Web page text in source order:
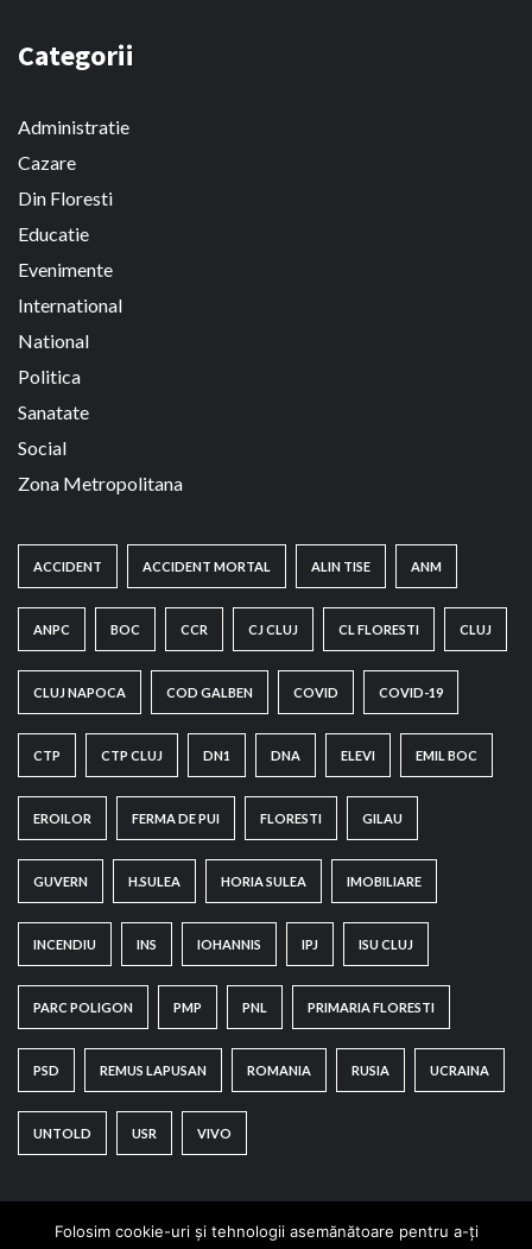
Categorii
Administratie
Cazare
Din Floresti
Educatie
Evenimente
International
National
Politica
Sanatate
Social
Zona Metropolitana
ACCIDENT ACCIDENT MORTAL ALIN TISE ANM
ANPC BOC CCR CJ CLUJ CL FLORESTI CLUJ
CLUJ NAPOCA COD GALBEN COVID COVID-19
CTP CTP CLUJ DN1 DNA ELEVI EMIL BOC
EROILOR FERMA DE PUI FLORESTI GILAU
GUVERN H.SULEA HORIA SULEA IMOBILIARE
INCENDIU INS IOHANNIS IPJ ISU CLUJ
PARC POLIGON PMP PNL PRIMARIA FLORESTI
PSD REMUS LAPUSAN ROMANIA RUSIA UCRAINA
UNTOLD USR VIVO
Folosim cookie-uri și tehnologii asemănătoare pentru a-ți